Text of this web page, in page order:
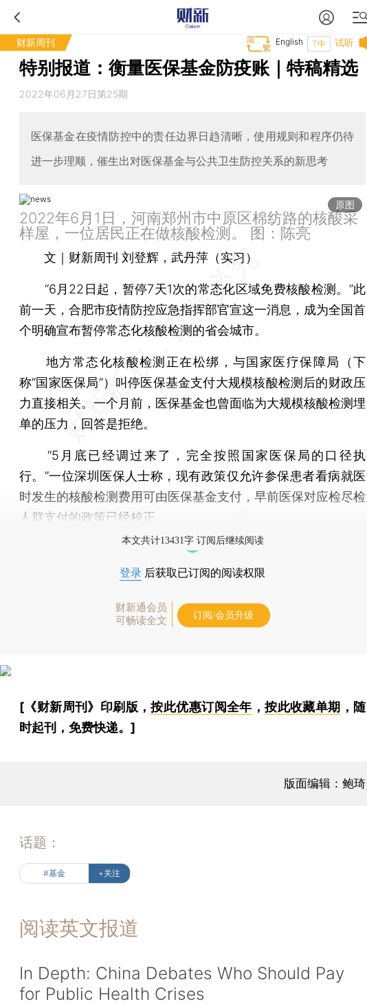
财新周刊 试听
T中
English
特别报道：衡量医保基金防疫账｜特稿精选
2022年06月27日第25期
医保基金在疫情防控中的责任边界日趋清晰，使用规则和程序仍待
进一步理顺，催生出对医保基金与公共卫生防控关系的新思考
原图
2022年6月1日，河南郑州市中原区棉纺路的核酸采
样屋，一位居民正在做核酸检测。 图：陈亮
文｜财新周刊 刘登辉，武丹萍（实习）
“6月22日起，暂停7天1次的常态化区域免费核酸检测。”此
前一天，合肥市疫情防控应急指挥部官宣这一消息，成为全国首
个明确宣布暂停常态化核酸检测的省会城市。
地方常态化核酸检测正在松绑，与国家医疗保障局（下
称“国家医保局”）叫停医保基金支付大规模核酸检测后的财政压
力直接相关。一个月前，医保基金也曾面临为大规模核酸检测埋
单的压力，回答是拒绝。
“5月底已经调过来了，完全按照国家医保局的口径执
行。”一位深圳医保人士称，现有政策仅允许参保患者看病就医
时发生的核酸检测费用可由医保基金支付，早前医保对应检尽检
人群支付的政策已经校正。
本文共计13431字 订阅后继续阅读
登录 后获取已订阅的阅读权限
财新通会员
可畅读全文
订阅/会员升级
[《财新周刊》印刷版，按此优惠订阅全年 ，按此收藏单期 ，随
时起刊，免费快递。]
版面编辑：鲍琦
话题：
#基金 +关注
阅读英文报道
In Depth: China Debates Who Should Pay
for Public Health Crises